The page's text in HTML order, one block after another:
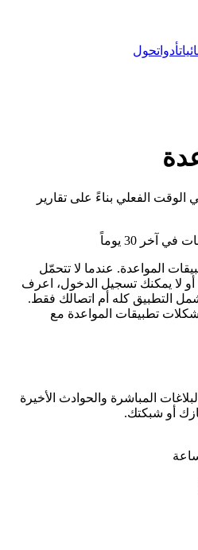
أدواتحول
الفعلي بناءً على تقارير
آخر 30 يوماً
المواعدة. عندما لا تتحمّل
أو لا يمكنك تسجيل الدخول، اعرف
التطبيق كله أم اتصالك فقط.
تطبيقات المواعدة مع
المباشرة والحوادث الأخيرة
أو شبكتك.